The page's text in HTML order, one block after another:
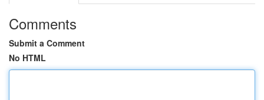
Comments
Submit a Comment
No HTML